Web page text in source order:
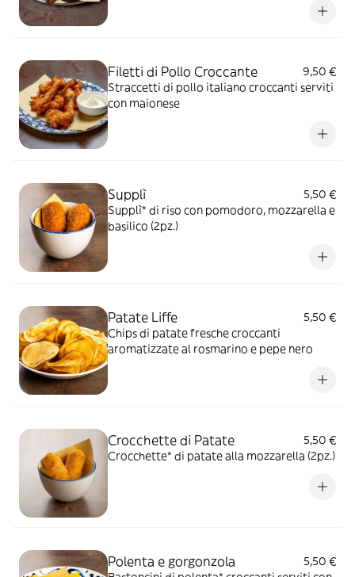
Filetti di Pollo Croccante
9,50 €
Straccetti di pollo italiano croccanti serviti
con maionese
Supplì
5,50 €
Supplì* di riso con pomodoro, mozzarella e
basilico (2pz.)
Patate Liffe
5,50 €
Chips di patate fresche croccanti
aromatizzate al rosmarino e pepe nero
Crocchette di Patate
5,50 €
Crocchette* di patate alla mozzarella (2pz.)
Polenta e gorgonzola
5,50 €